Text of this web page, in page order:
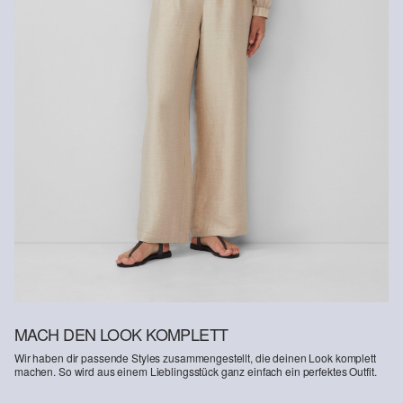
Gastkunden können ihre Artikel innerhalb von 14 Tagen nach
Erhalt der Ware an uns zurückschicken. Fashion Card und VIP
Kunden haben nach Erhalt der Ware 30 Tage Zeit, um ihre Artikel
Weitere Informationen sind unserer „
online anmelden.
MACH DEN LOOK KOMPLETT
Wir haben dir passende Styles zusammengestellt, die deinen Look komplett
machen. So wird aus einem Lieblingsstück ganz einfach ein perfektes Outfit.